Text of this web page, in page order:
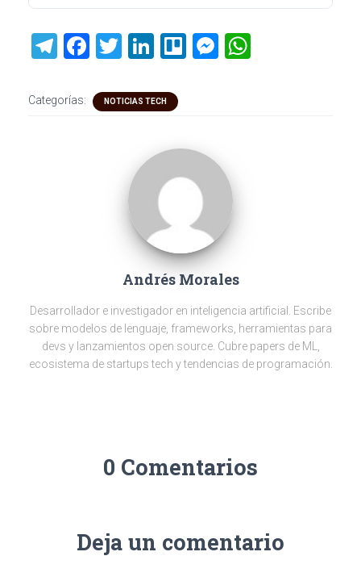
T
e
F
ce
T
tt
Li
e
n
Tr M
er
Categorías: NOTICIAS TECH
Andrés Morales
Desarrollador e investigador en inteligencia artificial. Escribe
sobre modelos de lenguaje, frameworks, herramientas para
devs y lanzamientos open source. Cubre papers de ML,
ecosistema de startups tech y tendencias de programación.
0 Comentarios
Deja un comentario